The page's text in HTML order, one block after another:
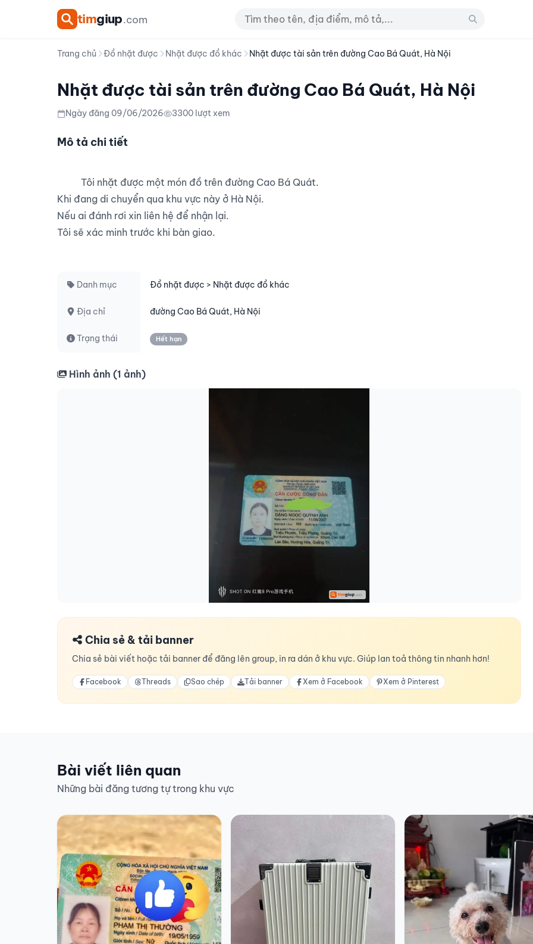
timgiup.com
Trang chủ Đồ nhặt được Nhặt được đồ khác Nhặt được tài sản trên đường Cao Bá Quát, Hà Nội
Nhặt được tài sản trên đường Cao Bá Quát, Hà Nội
Ngày đăng 09/06/2026 3300 lượt xem
Mô tả chi tiết
Khi đang di chuyển qua khu vực này ở Hà Nội.
Nếu ai đánh rơi xin liên hệ để nhận lại.
Tôi sẽ xác minh trước khi bàn giao.
Danh mục Đồ nhặt được > Nhặt được đồ khác
Địa chỉ đường Cao Bá Quát, Hà Nội
Trạng thái Hết hạn
Hình ảnh (1 ảnh)
Chia sẻ & tải banner
Chia sẻ bài viết hoặc tải banner để đăng lên group, in ra dán ở khu vực. Giúp lan toả thông tin nhanh hơn!
Facebook Threads Sao chép Tải banner Xem ở Facebook Xem ở Pinterest
Bài viết liên quan
Những bài đăng tương tự trong khu vực